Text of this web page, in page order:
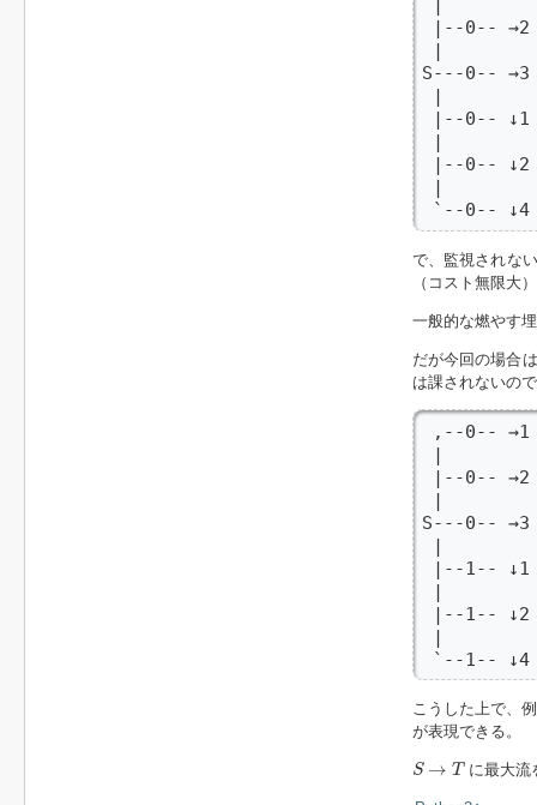
|
|--0--
|
S---0--
|
|--0--
|
|--0--
|
`--0--
で、監視されな
（コスト無限大
一般的な燃やす
だが今回の場合
は課されないの
,--0--
|
|--0-- →2
|
S---0--
|
|--1--
|
|--1-- ↓2
|
`--1--
こうした上で、
が表現できる。
S → T
S→T に最大流